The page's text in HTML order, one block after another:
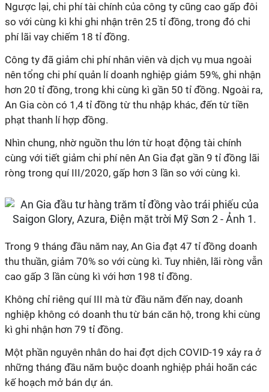
Ngược lại, chi phí tài chính của công ty cũng cao gấp đôi
so với cùng kì khi ghi nhận trên 25 tỉ đồng, trong đó chi
phí lãi vay chiếm 18 tỉ đồng.
Công ty đã giảm chi phí nhân viên và dịch vụ mua ngoài
nên tổng chi phí quản lí doanh nghiệp giảm 59%, ghi nhận
hơn 20 tỉ đồng, trong khi cùng kì gần 50 tỉ đồng. Ngoài ra,
An Gia còn có 1,4 tỉ đồng từ thu nhập khác, đến từ tiền
phạt thanh lí hợp đồng.
Nhìn chung, nhờ nguồn thu lớn từ hoạt động tài chính
cùng với tiết giảm chi phí nên An Gia đạt gần 9 tỉ đồng lãi
ròng trong quí III/2020, gấp hơn 3 lần so với cùng kì.
Trong 9 tháng đầu năm nay, An Gia đạt 47 tỉ đồng doanh
thu thuần, giảm 70% so với cùng kì. Tuy nhiên, lãi ròng vẫn
cao gấp 3 lần cùng kì với hơn 198 tỉ đồng.
Không chỉ riêng quí III mà từ đầu năm đến nay, doanh
nghiệp không có doanh thu từ bán căn hộ, trong khi cùng
kì ghi nhận hơn 79 tỉ đồng.
Một phần nguyên nhân do hai đợt dịch COVID-19 xảy ra ở
những tháng đầu năm buộc doanh nghiệp phải hoãn các
kế hoạch mở bán dự án.